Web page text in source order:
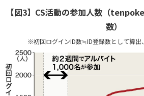
【図3】CS活動の参加人数（
数）
※初回ログインID数≒ID登録数として算出